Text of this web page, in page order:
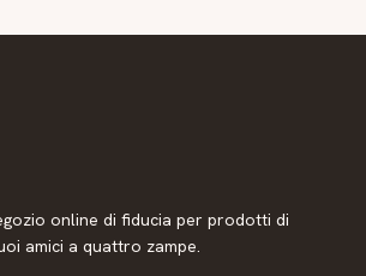
online di fiducia per prodotti di
amici a quattro zampe.